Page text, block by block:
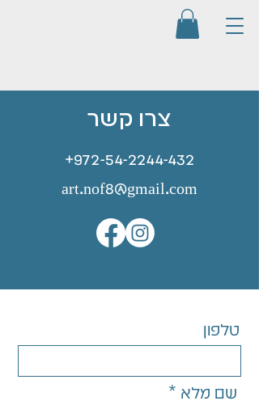
צרו קשר
⁦+972-54-2244-432⁩
art.nof8@gmail.com
טלפון
שם מלא